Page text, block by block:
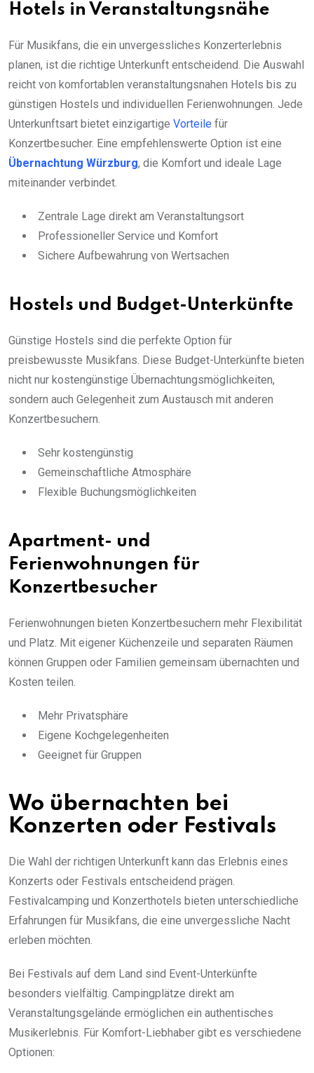
Hotels in Veranstaltungsnähe
Für Musikfans, die ein unvergessliches Konzerterlebnis
planen, ist die richtige Unterkunft entscheidend. Die Auswahl
reicht von komfortablen veranstaltungsnahen Hotels bis zu
günstigen Hostels und individuellen Ferienwohnungen. Jede
Unterkunftsart bietet einzigartige Vorteile für
Konzertbesucher. Eine empfehlenswerte Option ist eine
Übernachtung Würzburg, die Komfort und ideale Lage
miteinander verbindet.
Zentrale Lage direkt am Veranstaltungsort
Professioneller Service und Komfort
Sichere Aufbewahrung von Wertsachen
Hostels und Budget-Unterkünfte
Günstige Hostels sind die perfekte Option für
preisbewusste Musikfans. Diese Budget-Unterkünfte bieten
nicht nur kostengünstige Übernachtungsmöglichkeiten,
sondern auch Gelegenheit zum Austausch mit anderen
Konzertbesuchern.
Sehr kostengünstig
Gemeinschaftliche Atmosphäre
Flexible Buchungsmöglichkeiten
Apartment- und
Ferienwohnungen für
Konzertbesucher
Ferienwohnungen bieten Konzertbesuchern mehr Flexibilität
und Platz. Mit eigener Küchenzeile und separaten Räumen
können Gruppen oder Familien gemeinsam übernachten und
Kosten teilen.
Mehr Privatsphäre
Eigene Kochgelegenheiten
Geeignet für Gruppen
Wo übernachten bei
Konzerten oder Festivals
Die Wahl der richtigen Unterkunft kann das Erlebnis eines
Konzerts oder Festivals entscheidend prägen.
Festivalcamping und Konzerthotels bieten unterschiedliche
Erfahrungen für Musikfans, die eine unvergessliche Nacht
erleben möchten.
Bei Festivals auf dem Land sind Event-Unterkünfte
besonders vielfältig. Campingplätze direkt am
Veranstaltungsgelände ermöglichen ein authentisches
Musikerlebnis. Für Komfort-Liebhaber gibt es verschiedene
Optionen: